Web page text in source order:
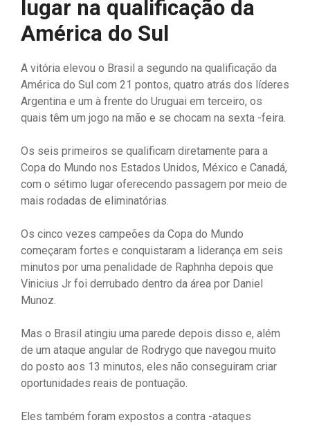
lugar na qualificação da
América do Sul
A vitória elevou o Brasil a segundo na qualificação da
América do Sul com 21 pontos, quatro atrás dos líderes
Argentina e um à frente do Uruguai em terceiro, os
quais têm um jogo na mão e se chocam na sexta -feira.
Os seis primeiros se qualificam diretamente para a
Copa do Mundo nos Estados Unidos, México e Canadá,
com o sétimo lugar oferecendo passagem por meio de
mais rodadas de eliminatórias.
Os cinco vezes campeões da Copa do Mundo
começaram fortes e conquistaram a liderança em seis
minutos por uma penalidade de Raphnha depois que
Vinicius Jr foi derrubado dentro da área por Daniel
Munoz.
Mas o Brasil atingiu uma parede depois disso e, além
de um ataque angular de Rodrygo que navegou muito
do posto aos 13 minutos, eles não conseguiram criar
oportunidades reais de pontuação.
Eles também foram expostos a contra -ataques